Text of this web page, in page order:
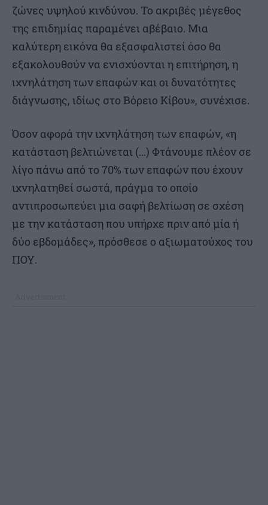
ζώνες υψηλού κινδύνου. Το ακριβές μέγεθος
της επιδημίας παραμένει αβέβαιο. Μια
καλύτερη εικόνα θα εξασφαλιστεί όσο θα
εξακολουθούν να ενισχύονται η επιτήρηση, η
ιχνηλάτηση των επαφών και οι δυνατότητες
διάγνωσης, ιδίως στο Βόρειο Κίβου», συνέχισε.
Όσον αφορά την ιχνηλάτηση των επαφών, «η
κατάσταση βελτιώνεται (…) Φτάνουμε πλέον σε
λίγο πάνω από το 70% των επαφών που έχουν
ιχνηλατηθεί σωστά, πράγμα το οποίο
αντιπροσωπεύει μια σαφή βελτίωση σε σχέση
με την κατάσταση που υπήρχε πριν από μία ή
δύο εβδομάδες», πρόσθεσε ο αξιωματούχος του
ΠΟΥ.